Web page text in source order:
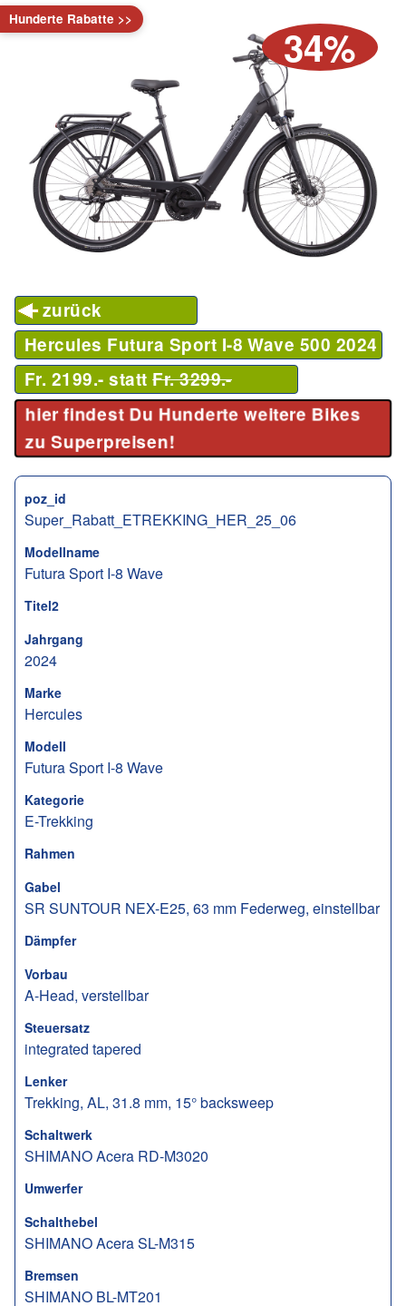
Hunderte Rabatte >>
34%
zurück
Hercules Futura Sport I-8 Wave 500 2024
Fr. 2199.- stattFr. 3299.-
hier findest Du Hunderte weitere Bikes
zu Superpreisen!
poz_id
Super_Rabatt_ETREKKING_HER_25_06
Modellname
Futura Sport I-8 Wave
Titel2
Jahrgang
2024
Marke
Hercules
Modell
Futura Sport I-8 Wave
Kategorie
E-Trekking
Rahmen
Gabel
SR SUNTOUR NEX-E25, 63 mm Federweg, einstellbar
Dämpfer
Vorbau
A-Head, verstellbar
Steuersatz
integrated tapered
Lenker
Trekking, AL, 31.8 mm, 15° backsweep
Schaltwerk
SHIMANO Acera RD-M3020
Umwerfer
Schalthebel
SHIMANO Acera SL-M315
Bremsen
SHIMANO BL-MT201